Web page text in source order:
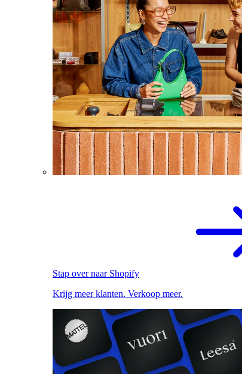
Stap over naar Shopify
Krijg meer klanten. Verkoop meer.